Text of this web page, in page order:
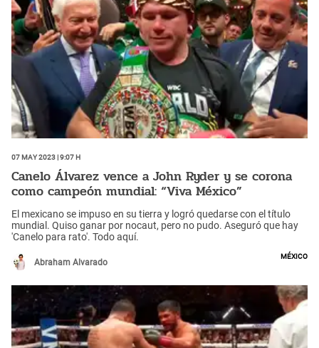
07 May 2023 | 9:07 h
Canelo Álvarez vence a John Ryder y se corona
como campeón mundial: “Viva México”
El mexicano se impuso en su tierra y logró quedarse con el título
mundial. Quiso ganar por nocaut, pero no pudo. Aseguró que hay
'Canelo para rato'. Todo aquí.
Abraham Alvarado
México